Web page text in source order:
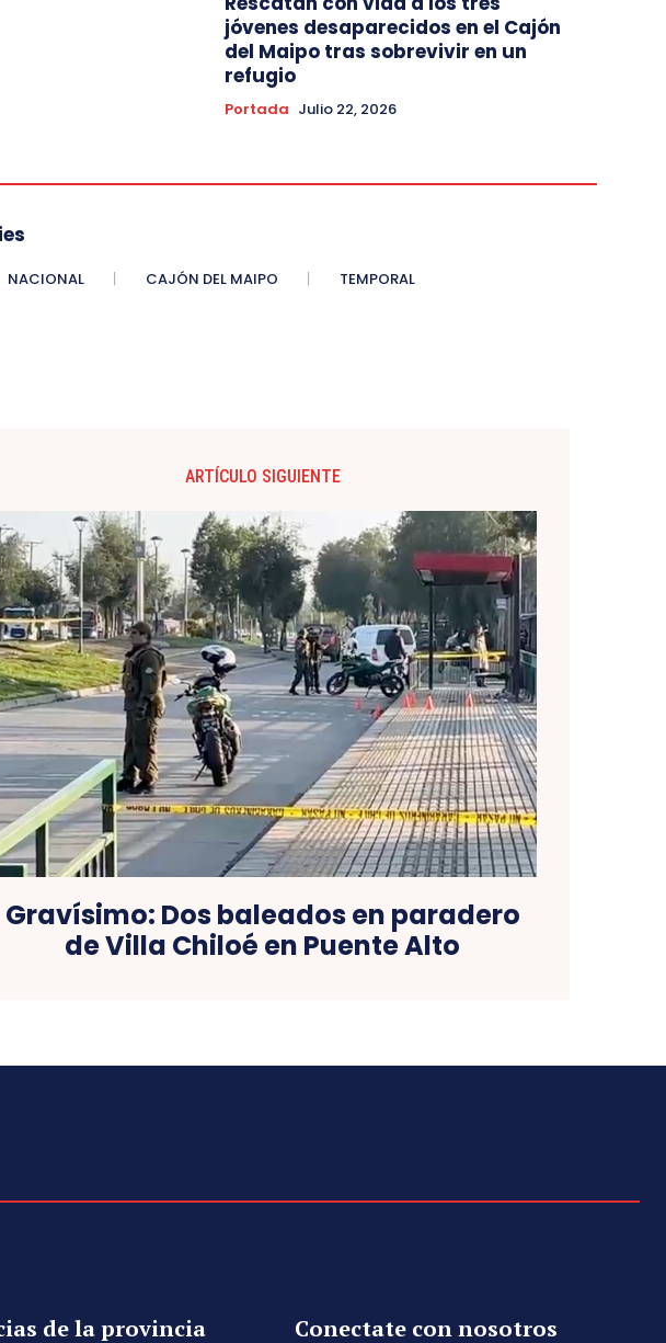
jóvenes desaparecidos en el Cajón
del Maipo tras sobrevivir en un
refugio
Portada Julio 22, 2026
NACIONAL CAJÓN DEL MAIPO TEMPORAL
ARTÍCULO SIGUIENTE
Gravísimo: Dos baleados en paradero
de Villa Chiloé en Puente Alto
de la provincia
Conectate con nosotros